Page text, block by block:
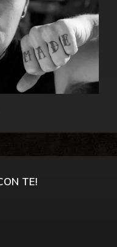
TE!